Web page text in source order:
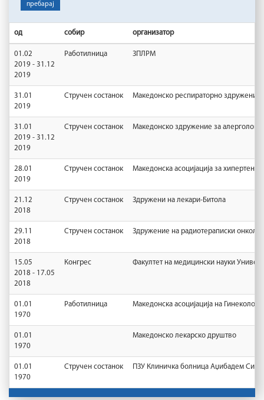
пребарај
од собир организатор
01.02
2019 - 31.12
2019
Работилница ЗПЛРМ
31.01
2019
Стручен состанок Македонско респираторно здружение
31.01
2019 - 31.12
2019
Стручен состанок Македонско здружение за
28.01
2019
Стручен состанок Македонска асоцијација за
21.12
2018
Стручен состанок Здружени на лекари-Битола
29.11
2018
Стручен состанок Здружение на радиотераписки
15.05
2018 - 17.05
2018
Конгрес Факултет на медицински науки
01.01
1970
Работилница Македонска асоцијација на
01.01
1970
Македонско лекарско друштво
01.01
1970
Стручен состанок ПЗУ Клиничка болница Аџибадем